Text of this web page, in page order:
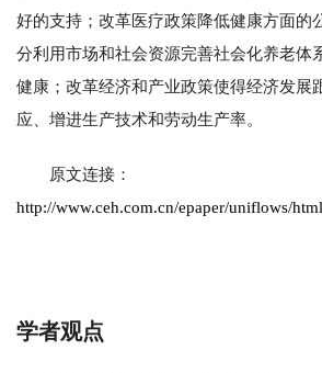
好的支持；改革医疗政策降低健康方面的
分利用市场和社会资源完善社会化养老体
健康；改革经济和产业政策使得经济发展
应、增进生产技术和劳动生产率。
原文连接：
http://www.ceh.com.cn/epaper/uniflows/
学者观点